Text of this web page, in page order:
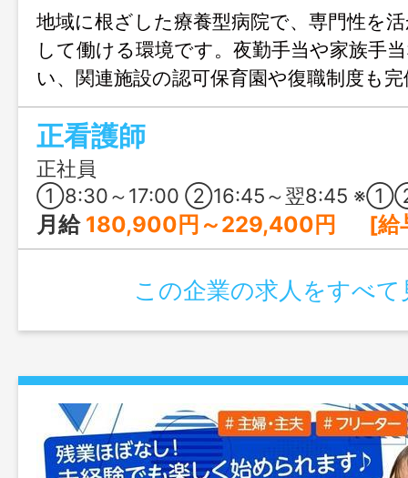
地域に根ざした療養型病院で、専門性を
して働ける環境です。夜勤手当や家族手
い、関連施設の認可保育園や復職制度も
ージが変わっても続けやすく、腰を据え
い方におすすめです。
正看護師
正社員
①8:30～17:00 ②16:45～翌8:45 ※①②の交替制 ※夜勤勤務の②は月4回程度 ※変
月給 180,900円～229,400円 [給与の内訳] 基本給：165,900円～
この企業の求人をすべて